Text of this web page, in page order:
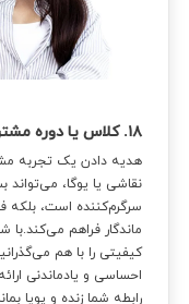
۱۸. کلاس یا دوره مشترک
هدیه دادن یک تجربه
نقاشی یا یوگا، می‌تواند
سرگرم‌کننده است، بلکه
ماندگار فراهم
کیفیتی را با هم
احساسی و یادماندنی
رابطه شما زنده و پویا